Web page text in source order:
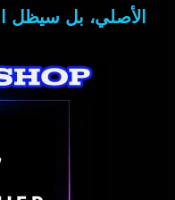
الأصلي، بل سيظل